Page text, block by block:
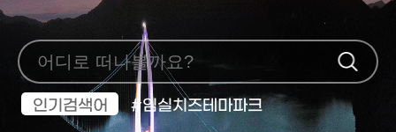
인기검색어 임실치즈테마파크